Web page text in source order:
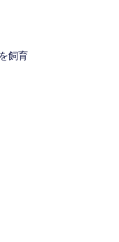
飼育